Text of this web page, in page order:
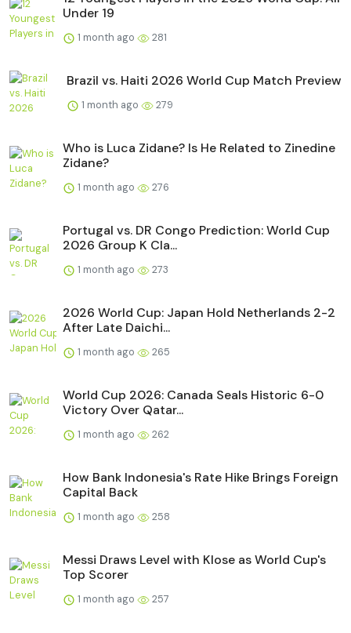
Under 19
1 month ago 281
Brazil vs. Haiti 2026 World Cup Match Preview
1 month ago 279
Who is Luca Zidane? Is He Related to Zinedine
Zidane?
1 month ago 276
Portugal vs. DR Congo Prediction: World Cup
2026 Group K Cla...
1 month ago 273
2026 World Cup: Japan Hold Netherlands 2-2
After Late Daichi...
1 month ago 265
World Cup 2026: Canada Seals Historic 6-0
Victory Over Qatar...
1 month ago 262
How Bank Indonesia's Rate Hike Brings Foreign
Capital Back
1 month ago 258
Messi Draws Level with Klose as World Cup's
Top Scorer
1 month ago 257